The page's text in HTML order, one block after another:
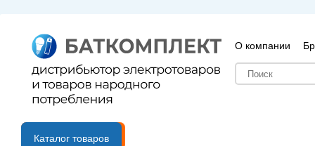
О компании
B2B портал
Каталог товаров